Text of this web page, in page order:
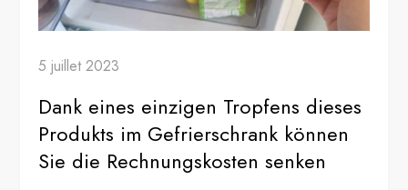
5 juillet 2023
Dank eines einzigen Tropfens dieses
Produkts im Gefrierschrank können
Sie die Rechnungskosten senken